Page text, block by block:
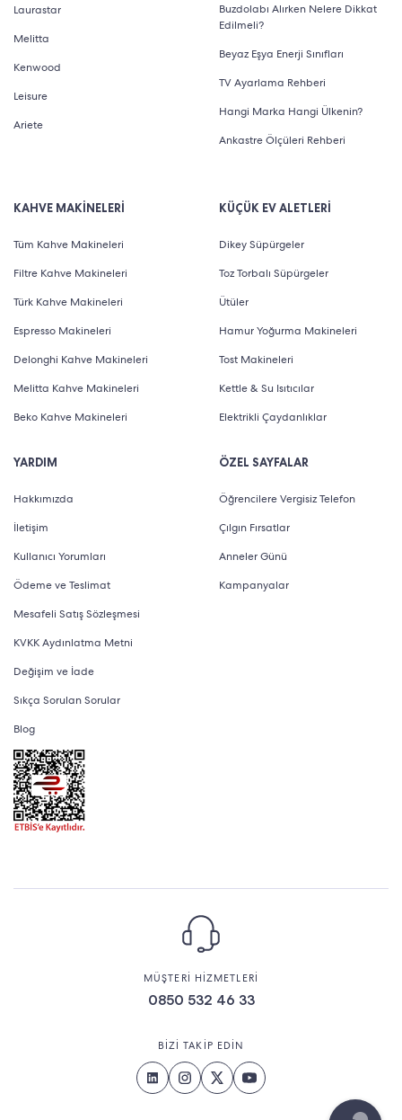
Laurastar
Melitta
Kenwood
Leisure
Ariete
Buzdolabı Alırken Nelere Dikkat
Edilmeli?
Beyaz Eşya Enerji Sınıfları
TV Ayarlama Rehberi
Hangi Marka Hangi Ülkenin?
Ankastre Ölçüleri Rehberi
KAHVE MAKİNELERİ
Tüm Kahve Makineleri
Filtre Kahve Makineleri
Türk Kahve Makineleri
Espresso Makineleri
Delonghi Kahve Makineleri
Melitta Kahve Makineleri
Beko Kahve Makineleri
YARDIM
Hakkımızda
İletişim
Kullanıcı Yorumları
Ödeme ve Teslimat
Mesafeli Satış Sözleşmesi
KVKK Aydınlatma Metni
Değişim ve İade
Sıkça Sorulan Sorular
Blog
KÜÇÜK EV ALETLERİ
Dikey Süpürgeler
Toz Torbalı Süpürgeler
Ütüler
Hamur Yoğurma Makineleri
Tost Makineleri
Kettle & Su Isıtıcılar
Elektrikli Çaydanlıklar
ÖZEL SAYFALAR
Öğrencilere Vergisiz Telefon
Çılgın Fırsatlar
Anneler Günü
Kampanyalar
MÜŞTERİ HİZMETLERİ
0850 532 46 33
BİZİ TAKİP EDİN